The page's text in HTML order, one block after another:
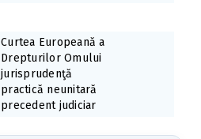
Curtea Europeană a
Drepturilor Omului
jurisprudenţă
practică neunitară
precedent judiciar